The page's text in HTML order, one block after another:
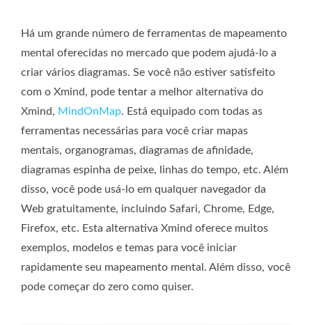
Há um grande número de ferramentas de mapeamento
mental oferecidas no mercado que podem ajudá-lo a
criar vários diagramas. Se você não estiver satisfeito
com o Xmind, pode tentar a melhor alternativa do
Xmind, MindOnMap. Está equipado com todas as
ferramentas necessárias para você criar mapas
mentais, organogramas, diagramas de afinidade,
diagramas espinha de peixe, linhas do tempo, etc. Além
disso, você pode usá-lo em qualquer navegador da
Web gratuitamente, incluindo Safari, Chrome, Edge,
Firefox, etc. Esta alternativa Xmind oferece muitos
exemplos, modelos e temas para você iniciar
rapidamente seu mapeamento mental. Além disso, você
pode começar do zero como quiser.